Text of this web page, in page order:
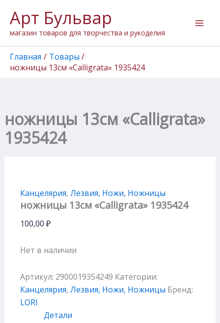
содержимому
Арт Бульвар
магазин товаров для творчества и рукоделия
Главная
Товары
ножницы 13см «Calligrata» 1935424
ножницы 13см «Calligrata»
1935424
Канцелярия, Лезвия, Ножи, Ножницы
ножницы 13см «Calligrata» 1935424
100,00 ₽
Нет в наличии
Артикул: 2900019354249 Категории:
Канцелярия, Лезвия, Ножи, Ножницы Бренд:
LORI
Детали